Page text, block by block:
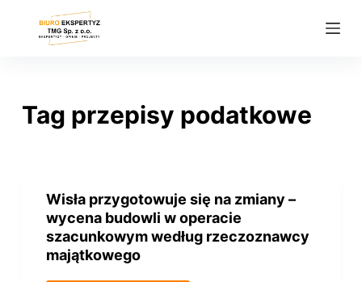
Tag przepisy podatkowe
Wisła przygotowuje się na zmiany –
wycena budowli w operacie
szacunkowym według rzeczoznawcy
majątkowego